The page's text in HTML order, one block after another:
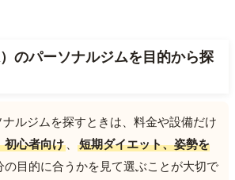
のパーソナルジムを目的から探
ルジムを探すときは、料金や設備だけ
初心者向け 、
短期ダイエット、姿勢を
の目的に合うかを見て選ぶことが大切で